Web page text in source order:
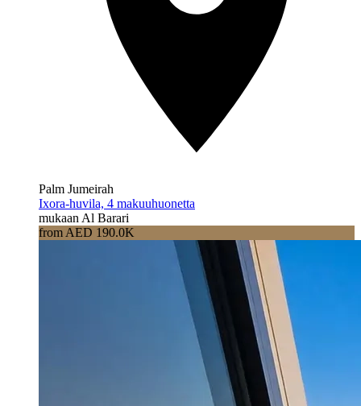
Palm Jumeirah
Ixora-huvila, 4 makuuhuonetta
mukaan Al Barari
from AED 190.0K